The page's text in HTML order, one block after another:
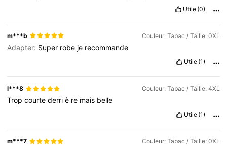
Utile (0)
m***b Couleur: Tabac / Taille: 0XL
Adapter: Super robe je recommande
Utile (1)
l***8 Couleur: Tabac / Taille: 4XL
Tropcourtederriè re mais belle
Utile (1)
m***7 Couleur: Tabac / Taille: 0XL